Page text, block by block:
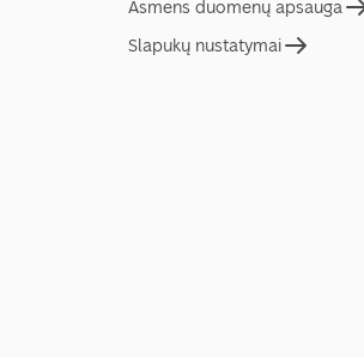
Asmens duomenų apsauga
Slapukų nustatymai